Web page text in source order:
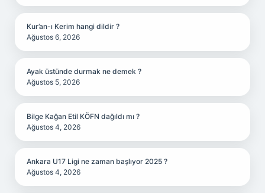
Kur’an-ı Kerim hangi dildir ?
Ağustos 6, 2026
Ayak üstünde durmak ne demek ?
Ağustos 5, 2026
Bilge Kağan Etil KÖFN dağıldı mı ?
Ağustos 4, 2026
Ankara U17 Ligi ne zaman başlıyor 2025 ?
Ağustos 4, 2026